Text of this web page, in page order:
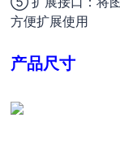
方便扩展使用
产品尺寸